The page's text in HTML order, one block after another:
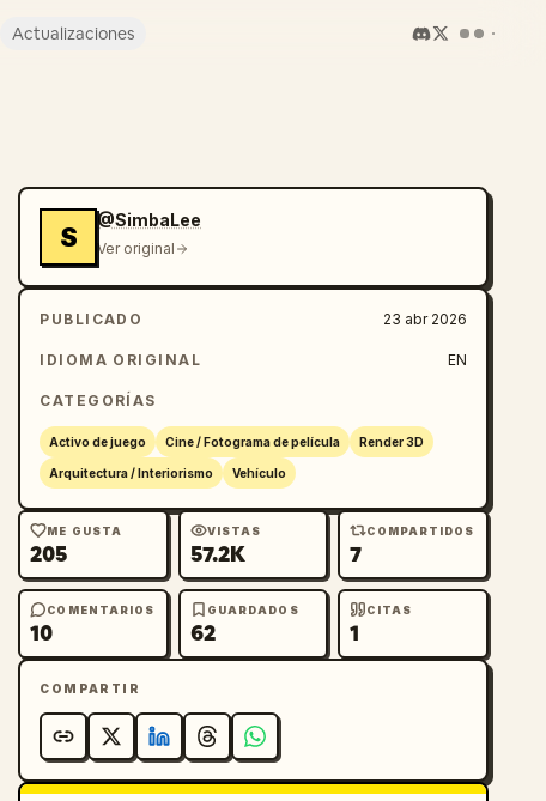
Actualizaciones
S
@SimbaLee
Ver original
PUBLICADO 23 abr 2026
IDIOMA ORIGINAL EN
CATEGORÍAS
Activo de juego Cine / Fotograma de película Render 3D
Arquitectura / Interiorismo Vehículo
ME GUSTA
205
VISTAS
57.2K
COMPARTIDOS
7
COMENTARIOS
10
GUARDADOS
62
CITAS
1
COMPARTIR